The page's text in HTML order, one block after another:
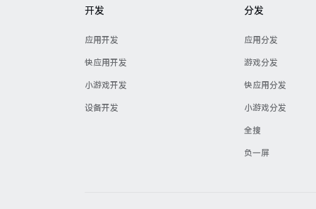
开发
应用开发
快应用开发
小游戏开发
设备开发
分发
应用分发
游戏分发
快应用分发
小游戏分发
全搜
负一屏